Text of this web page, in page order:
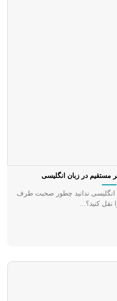
مستقیم در زبان انگلیسی
انگلیسی ندانید چطور صحبت طرف
نقل کنید؟...